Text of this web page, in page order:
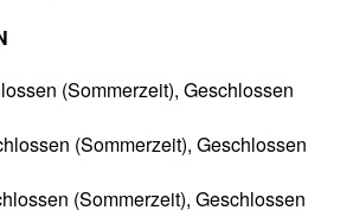
(Sommerzeit), Geschlossen
(Sommerzeit), Geschlossen
(Sommerzeit), Geschlossen